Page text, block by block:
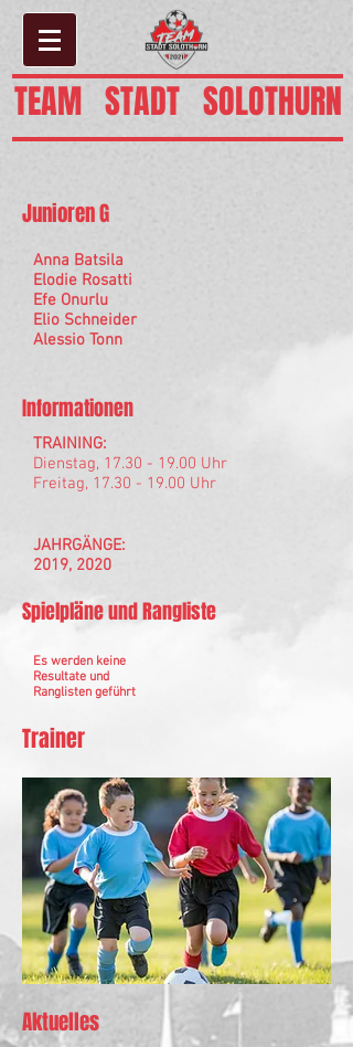
TEAM STADT SOLOTHURN
Junioren G
Anna Batsila
Elodie Rosatti
Efe Onurlu
Elio Schneider
Alessio Tonn
Informationen
TRAINING:
Dienstag, 17.30 - 19.00 Uhr
Freitag, 17.30 - 19.00 Uhr
JAHRGÄNGE:
2019, 2020
Spielpläne und Rangliste
Es werden keine
Resultate und
Ranglisten geführt
Trainer
Aktuelles